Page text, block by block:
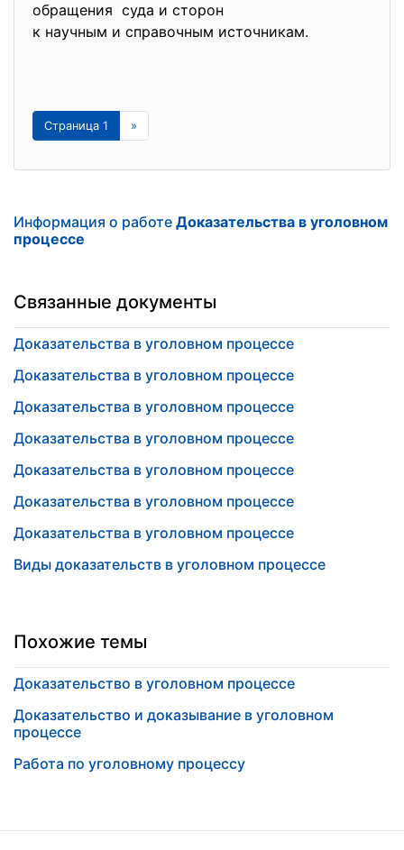
обращения суда и сторон
к научным и справочным источникам.
Страница 1 »
Информация о работе Доказательства в уголовном
процессе
Связанные документы
Доказательства в уголовном процессе
Доказательства в уголовном процессе
Доказательства в уголовном процессе
Доказательства в уголовном процессе
Доказательства в уголовном процессе
Доказательства в уголовном процессе
Доказательства в уголовном процессе
Виды доказательств в уголовном процессе
Похожие темы
Доказательство в уголовном процессе
Доказательство и доказывание в уголовном
процессе
Работа по уголовному процессу